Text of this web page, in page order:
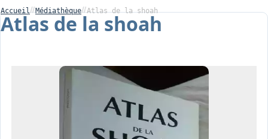
Centre de Soin
Interprétariat
Accueil Médiathèque Atlas de la shoah
Atlas de la shoah